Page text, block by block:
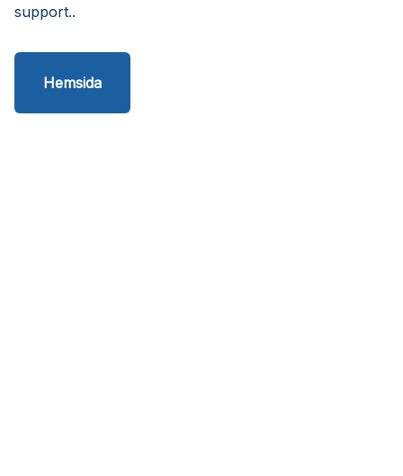
support..
Hemsida